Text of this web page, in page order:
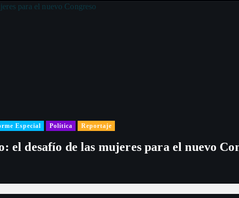
a
Especial Política Reportaje
el desafío de las mujeres para el nuevo